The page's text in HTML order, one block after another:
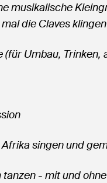
musikalische
die Claves
(für Umbau, Trinken,
singen und
tanzen - mit und